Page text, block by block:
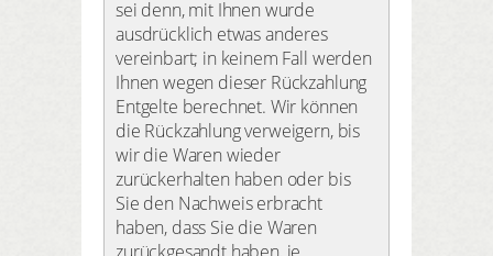
sei denn, mit Ihnen wurde
ausdrücklich etwas anderes
vereinbart; in keinem Fall werden
Ihnen wegen dieser Rückzahlung
Entgelte berechnet. Wir können
die Rückzahlung verweigern, bis
wir die Waren wieder
zurückerhalten haben oder bis
Sie den Nachweis erbracht
haben, dass Sie die Waren